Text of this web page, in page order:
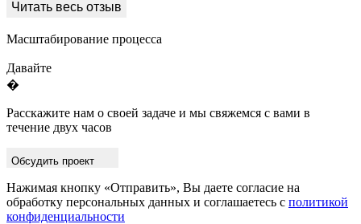
Масштабирование процесса
Давайте
�
Расскажите нам о своей задаче и мы свяжемся с вами в
течение двух часов
Обсудить проект
Нажимая кнопку «Отправить», Вы даете согласие на
обработку персональных данных и соглашаетесь с политикой
конфиденциальности